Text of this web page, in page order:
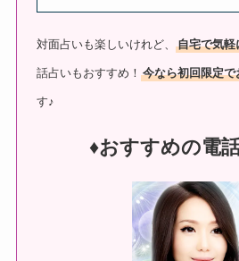
対面占いも楽しいけれど、自宅で気軽
話占いもおすすめ！今なら初回限定で
す♪
♦︎おすすめの電